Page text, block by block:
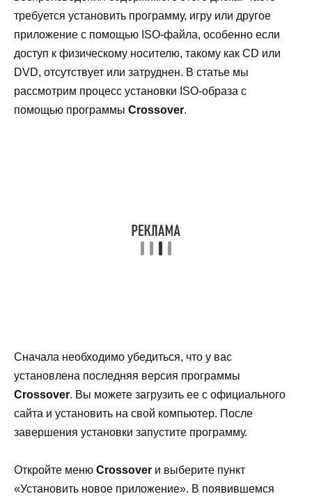
требуется установить программу, игру или другое
приложение с помощью ISO-файла, особенно если
доступ к физическому носителю, такому как CD или
DVD, отсутствует или затруднен. В статье мы
рассмотрим процесс установки ISO-образа с
помощью программы Crossover.
Сначала необходимо убедиться, что у вас
установлена последняя версия программы
Crossover. Вы можете загрузить ее с официального
сайта и установить на свой компьютер. После
завершения установки запустите программу.
Откройте меню Crossover и выберите пункт
«Установить новое приложение». В появившемся